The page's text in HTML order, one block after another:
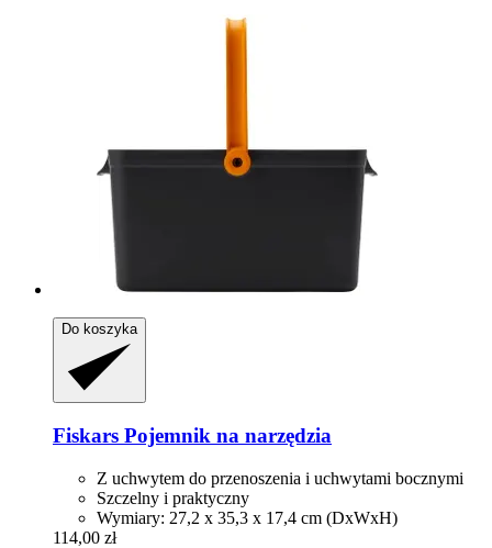
Do koszyka
Fiskars Pojemnik na narzędzia
Z uchwytem do przenoszenia i uchwytami bocznymi
Szczelny i praktyczny
Wymiary: 27,2 x 35,3 x 17,4 cm (DxWxH)
114,00 zł